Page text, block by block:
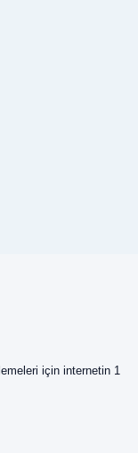
için internetin 1